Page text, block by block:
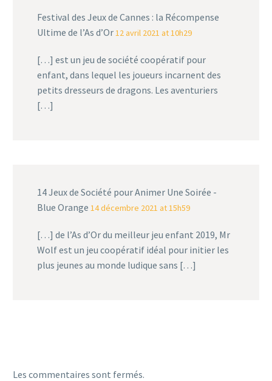
Festival des Jeux de Cannes : la Récompense
Ultime de l’As d’Or12 avril 2021 at 10h29
[…] est un jeu de société coopératif pour
enfant, dans lequel les joueurs incarnent des
petits dresseurs de dragons. Les aventuriers
[…]
14 Jeux de Société pour Animer Une Soirée -
Blue Orange 14 décembre 2021 at 15h59
[…] de l’As d’Or du meilleur jeu enfant 2019, Mr
Wolf est un jeu coopératif idéal pour initier les
plus jeunes au monde ludique sans […]
Les commentaires sont fermés.